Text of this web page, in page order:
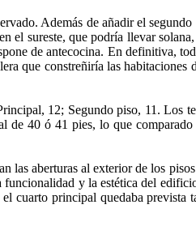
Además de añadir el
sureste, que podría llevar
de antecocina. En definitiva,
que constreñiría las
12; Segundo piso, 11. Los
40 ó 41 pies, lo que
las aberturas al exterior de los
y la estética del
cuarto principal quedaba prevista